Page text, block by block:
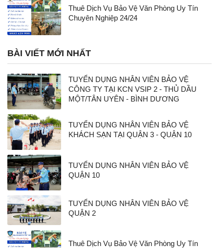
Thuê Dịch Vụ Bảo Vệ Văn Phòng Uy Tín
Chuyên Nghiệp 24/24
BÀI VIẾT MỚI NHẤT
TUYỂN DỤNG NHÂN VIÊN BẢO VỆ
CÔNG TY TẠI KCN VSIP 2 - THỦ DẦU
MỘT/TÂN UYÊN - BÌNH DƯƠNG
TUYỂN DỤNG NHÂN VIÊN BẢO VỆ
KHÁCH SẠN TẠI QUẬN 3 - QUẬN 10
TUYỂN DỤNG NHÂN VIÊN BẢO VỆ
QUẬN 10
TUYỂN DỤNG NHÂN VIÊN BẢO VỆ
QUẬN 2
Thuê Dịch Vụ Bảo Vệ Văn Phòng Uy Tín